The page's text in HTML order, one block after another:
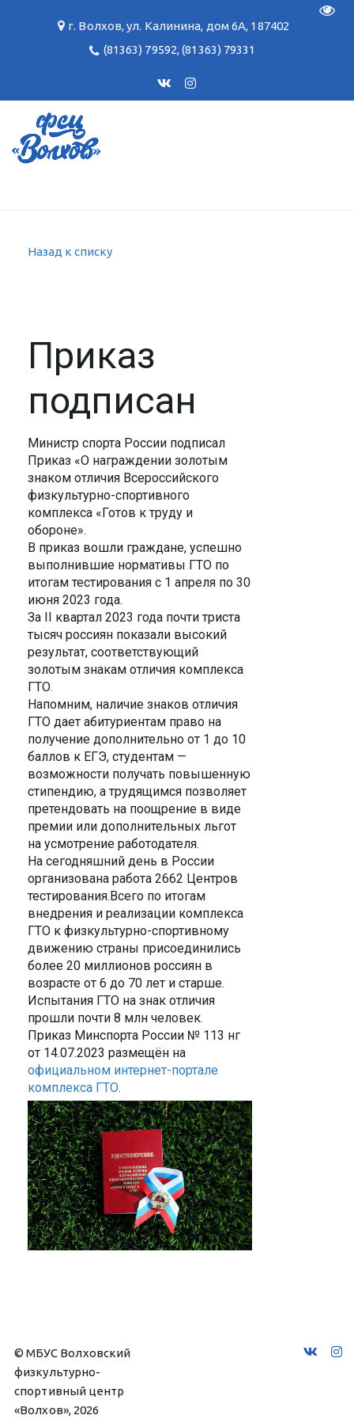
г. Волхов,ул. Калинина, дом 6А, 187402
(81363) 79592,(81363) 79331
Назад к списку
Приказ
подписан
Министр спорта России подписал
Приказ «О награждении золотым
знаком отличия Всероссийского
физкультурно-спортивного
комплекса «Готов к труду и
обороне».
В приказ вошли граждане, успешно
выполнившие нормативы ГТО по
итогам тестирования с 1 апреля по 30
июня 2023 года.
За II квартал 2023 года почти триста
тысяч россиян показали высокий
результат, соответствующий
золотым знакам отличия комплекса
ГТО.
Напомним, наличие знаков отличия
ГТО дает абитуриентам право на
получение дополнительно от 1 до 10
баллов к ЕГЭ, студентам —
возможности получать повышенную
стипендию, а трудящимся позволяет
претендовать на поощрение в виде
премии или дополнительных льгот
на усмотрение работодателя.
На сегодняшний день в России
организована работа 2662 Центров
тестирования.Всего по итогам
внедрения и реализации комплекса
ГТО к физкультурно-спортивному
движению страны присоединились
более 20 миллионов россиян в
возрасте от 6 до 70 лет и старше.
Испытания ГТО на знак отличия
прошли почти 8 млн человек.
Приказ Минспорта России № 113 нг
от 14.07.2023 размещён на
официальном интернет-портале
комплекса ГТО.
© МБУС Волховский
физкультурно-
спортивный центр
«Волхов», 2026